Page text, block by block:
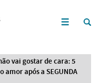
vai gostar de cara: 5
após a SEGUNDA